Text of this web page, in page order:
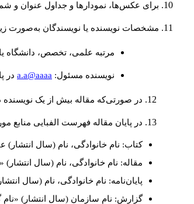
برای عکس‌ها، نمودارها و جداول عنوان و
مشخصات نویسنده یا نویسندگان به‌صورت
مرتبه علمی، تخصص، دانشگاه
نويسنده مسئول: a.a@aaaa در
در صورتی‌که مقاله بیش از یک
در پایان مقاله فهرست الفبایی منابع
کتاب: نام خانوادگی، نام (سال
مقاله: نام خانوادگی، نام (سال
پایان‌نامه: نام خانوادگی، نام (سال
گزارش: نام سازمان (سال انتشار)